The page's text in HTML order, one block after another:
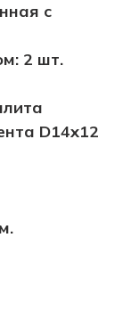
с
2 шт.
D14х12